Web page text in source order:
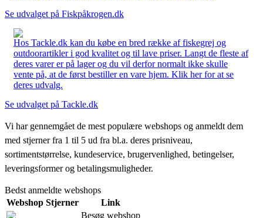
Se udvalget på Fiskpåkrogen.dk
Hos Tackle.dk kan du købe en bred række af fiskegrej og
outdoorartikler i god kvalitet og til lave priser. Langt de fleste af
deres varer er på lager og du vil derfor normalt ikke skulle
vente på, at de først bestiller en vare hjem. Klik her for at se
deres udvalg.
Se udvalget på Tackle.dk
Vi har gennemgået de mest populære webshops og anmeldt dem
med stjerner fra 1 til 5 ud fra bl.a. deres prisniveau,
sortimentstørrelse, kundeservice, brugervenlighed, betingelser,
leveringsformer og betalingsmuligheder.
Bedst anmeldte webshops
Webshop Stjerner
Link
Besøg webshop